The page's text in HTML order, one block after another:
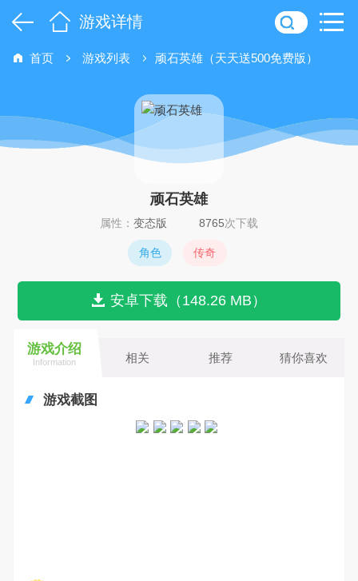
游戏详情
首页 游戏列表 顽石英雄（天天送500免费版）
顽石英雄
属性： 变态版 8765次下载
角色 传奇
安卓下载（148.26 MB）
游戏介绍
Information 相关 推荐 猜你喜欢
游戏截图